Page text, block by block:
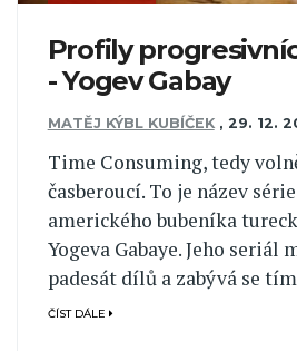
Profily
- Yogev Gabay
MATĚJ KÝBL KUBÍČEK , 29. 12.
Time Consuming, tedy
časberoucí. To je název
amerického bubeníka
Yogeva Gabaye. Jeho seriál
padesát dílů a zabývá se
ČÍST DÁLE